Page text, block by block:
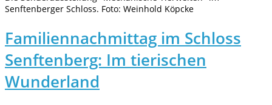
Senftenberger Schloss. Foto: Weinhold Köpcke
Familiennachmittag im Schloss
Senftenberg: Im tierischen
Wunderland